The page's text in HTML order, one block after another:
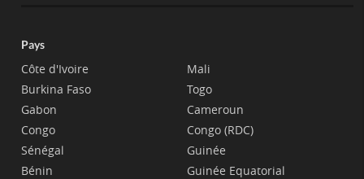
Pays
Côte d'Ivoire
Burkina Faso
Gabon
Congo
Sénégal
Bénin
Mali
Togo
Cameroun
Congo (RDC)
Guinée
Guinée Equatorial